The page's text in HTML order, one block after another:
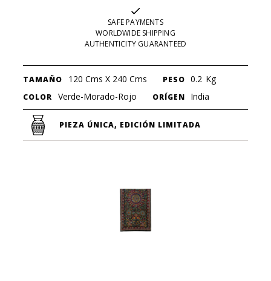
SAFE PAYMENTS
WORLDWIDE SHIPPING
AUTHENTICITY GUARANTEED
TAMAÑO 120 Cms X 240 Cms PESO 0.2 Kg
COLOR Verde-Morado-Rojo ORÍGEN India
PIEZA ÚNICA, EDICIÓN LIMITADA